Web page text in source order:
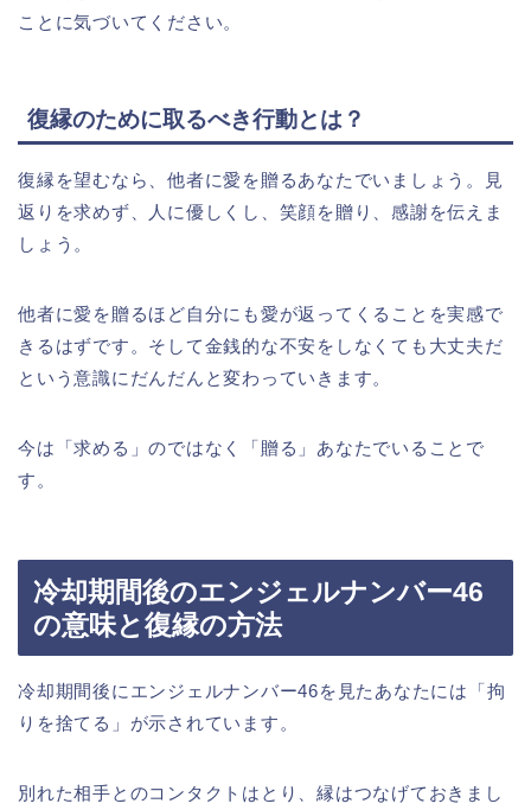
ことに気づいてください。
復縁のために取るべき行動とは？
復縁を望むなら、他者に愛を贈るあなたでいましょう。見
返りを求めず、人に優しくし、笑顔を贈り、感謝を伝えま
しょう。
他者に愛を贈るほど自分にも愛が返ってくることを実感で
きるはずです。そして金銭的な不安をしなくても大丈夫だ
という意識にだんだんと変わっていきます。
今は「求める」のではなく「贈る」あなたでいることで
す。
冷却期間後のエンジェルナンバー46
の意味と復縁の方法
冷却期間後にエンジェルナンバー46を見たあなたには「拘
りを捨てる」が示されています。
別れた相手とのコンタクトはとり、縁はつなげておきまし